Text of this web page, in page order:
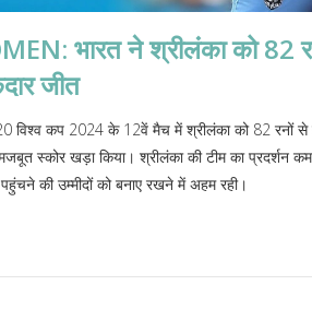
भारत ने श्रीलंका को 82
जीत
विश्व कप 2024 के 12वें मैच में श्रीलंका को 82 रनों से
स्कोर खड़ा किया। श्रीलंका की टीम का प्रदर्शन
की उम्मीदों को बनाए रखने में अहम रही।